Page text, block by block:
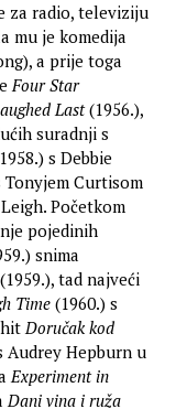
za radio, televiziju
mu je komedija
a prije toga
Four Star
Last(1956.),
suradnji s
s Debbie
Tonyjem Curtisom
Početkom
pojedinih
snima
tad najveći
Time(1960.) s
hitDoručak kod
Audrey Hepburn u
Experiment in
Dani vina i ruža